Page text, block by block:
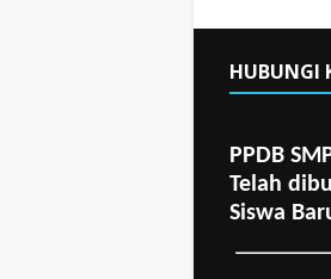
HUBUNGI
PPDB
Telah
Siswa